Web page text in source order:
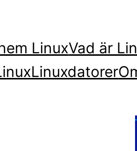
LinuxVad är
Linuxdatorer